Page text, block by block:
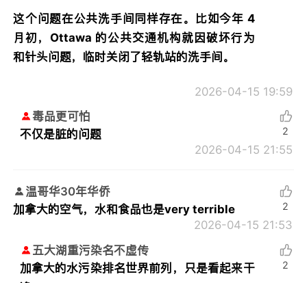
这个问题在公共洗手间同样存在。比如今年 4
月初，Ottawa 的公共交通机构就因破坏行为
和针头问题，临时关闭了轻轨站的洗手间。
2026-04-15 19:59
毒品更可怕
不仅是脏的问题
2026-04-15 21:55
2
温哥华30年华侨
加拿大的空气，水和食品也是very terrible
2026-04-15 21:53
2
五大湖重污染名不虚传
加拿大的水污染排名世界前列，只是看起来干
2